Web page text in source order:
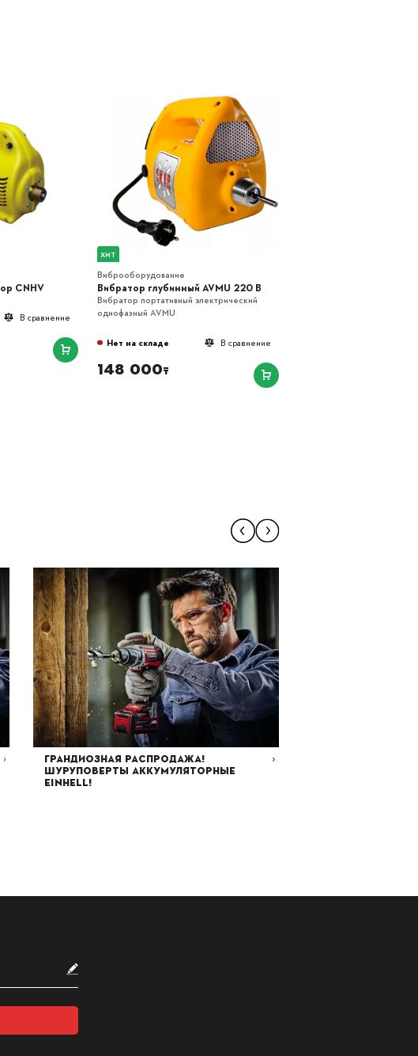
CNHV
В сравнение
ХИТ
Виброоборудование
Вибратор глубинный AVMU 220 B
Вибратор портативный электрический
однофазный AVMU
В сравнение
Нет на складе
148 000₸
Грандиозная распродажа!
Шуруповерты аккумуляторные
EINHELL!